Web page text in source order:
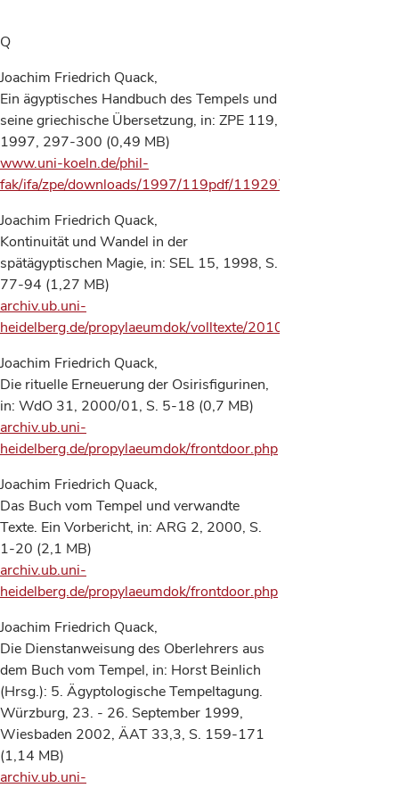
Q
Joachim Friedrich Quack,
Ein ägyptisches Handbuch des Tempels und
seine griechische Übersetzung, in: ZPE 119,
1997, 297-300 (0,49 MB)
www.uni-koeln.de/phil-
fak/ifa/zpe/downloads/1997/119pdf/119297.pdf
Joachim Friedrich Quack,
Kontinuität und Wandel in der
spätägyptischen Magie, in: SEL 15, 1998, S.
77-94 (1,27 MB)
archiv.ub.uni-
heidelberg.de/propylaeumdok/volltexte/2010/613/
Joachim Friedrich Quack,
Die rituelle Erneuerung der Osirisfigurinen,
in: WdO 31, 2000/01, S. 5-18 (0,7 MB)
archiv.ub.uni-
heidelberg.de/propylaeumdok/frontdoor.php
Joachim Friedrich Quack,
Das Buch vom Tempel und verwandte
Texte. Ein Vorbericht, in: ARG 2, 2000, S.
1-20 (2,1 MB)
archiv.ub.uni-
heidelberg.de/propylaeumdok/frontdoor.php
Joachim Friedrich Quack,
Die Dienstanweisung des Oberlehrers aus
dem Buch vom Tempel, in: Horst Beinlich
(Hrsg.): 5. Ägyptologische Tempeltagung.
Würzburg, 23. - 26. September 1999,
Wiesbaden 2002, ÄAT 33,3, S. 159-171
(1,14 MB)
archiv.ub.uni-